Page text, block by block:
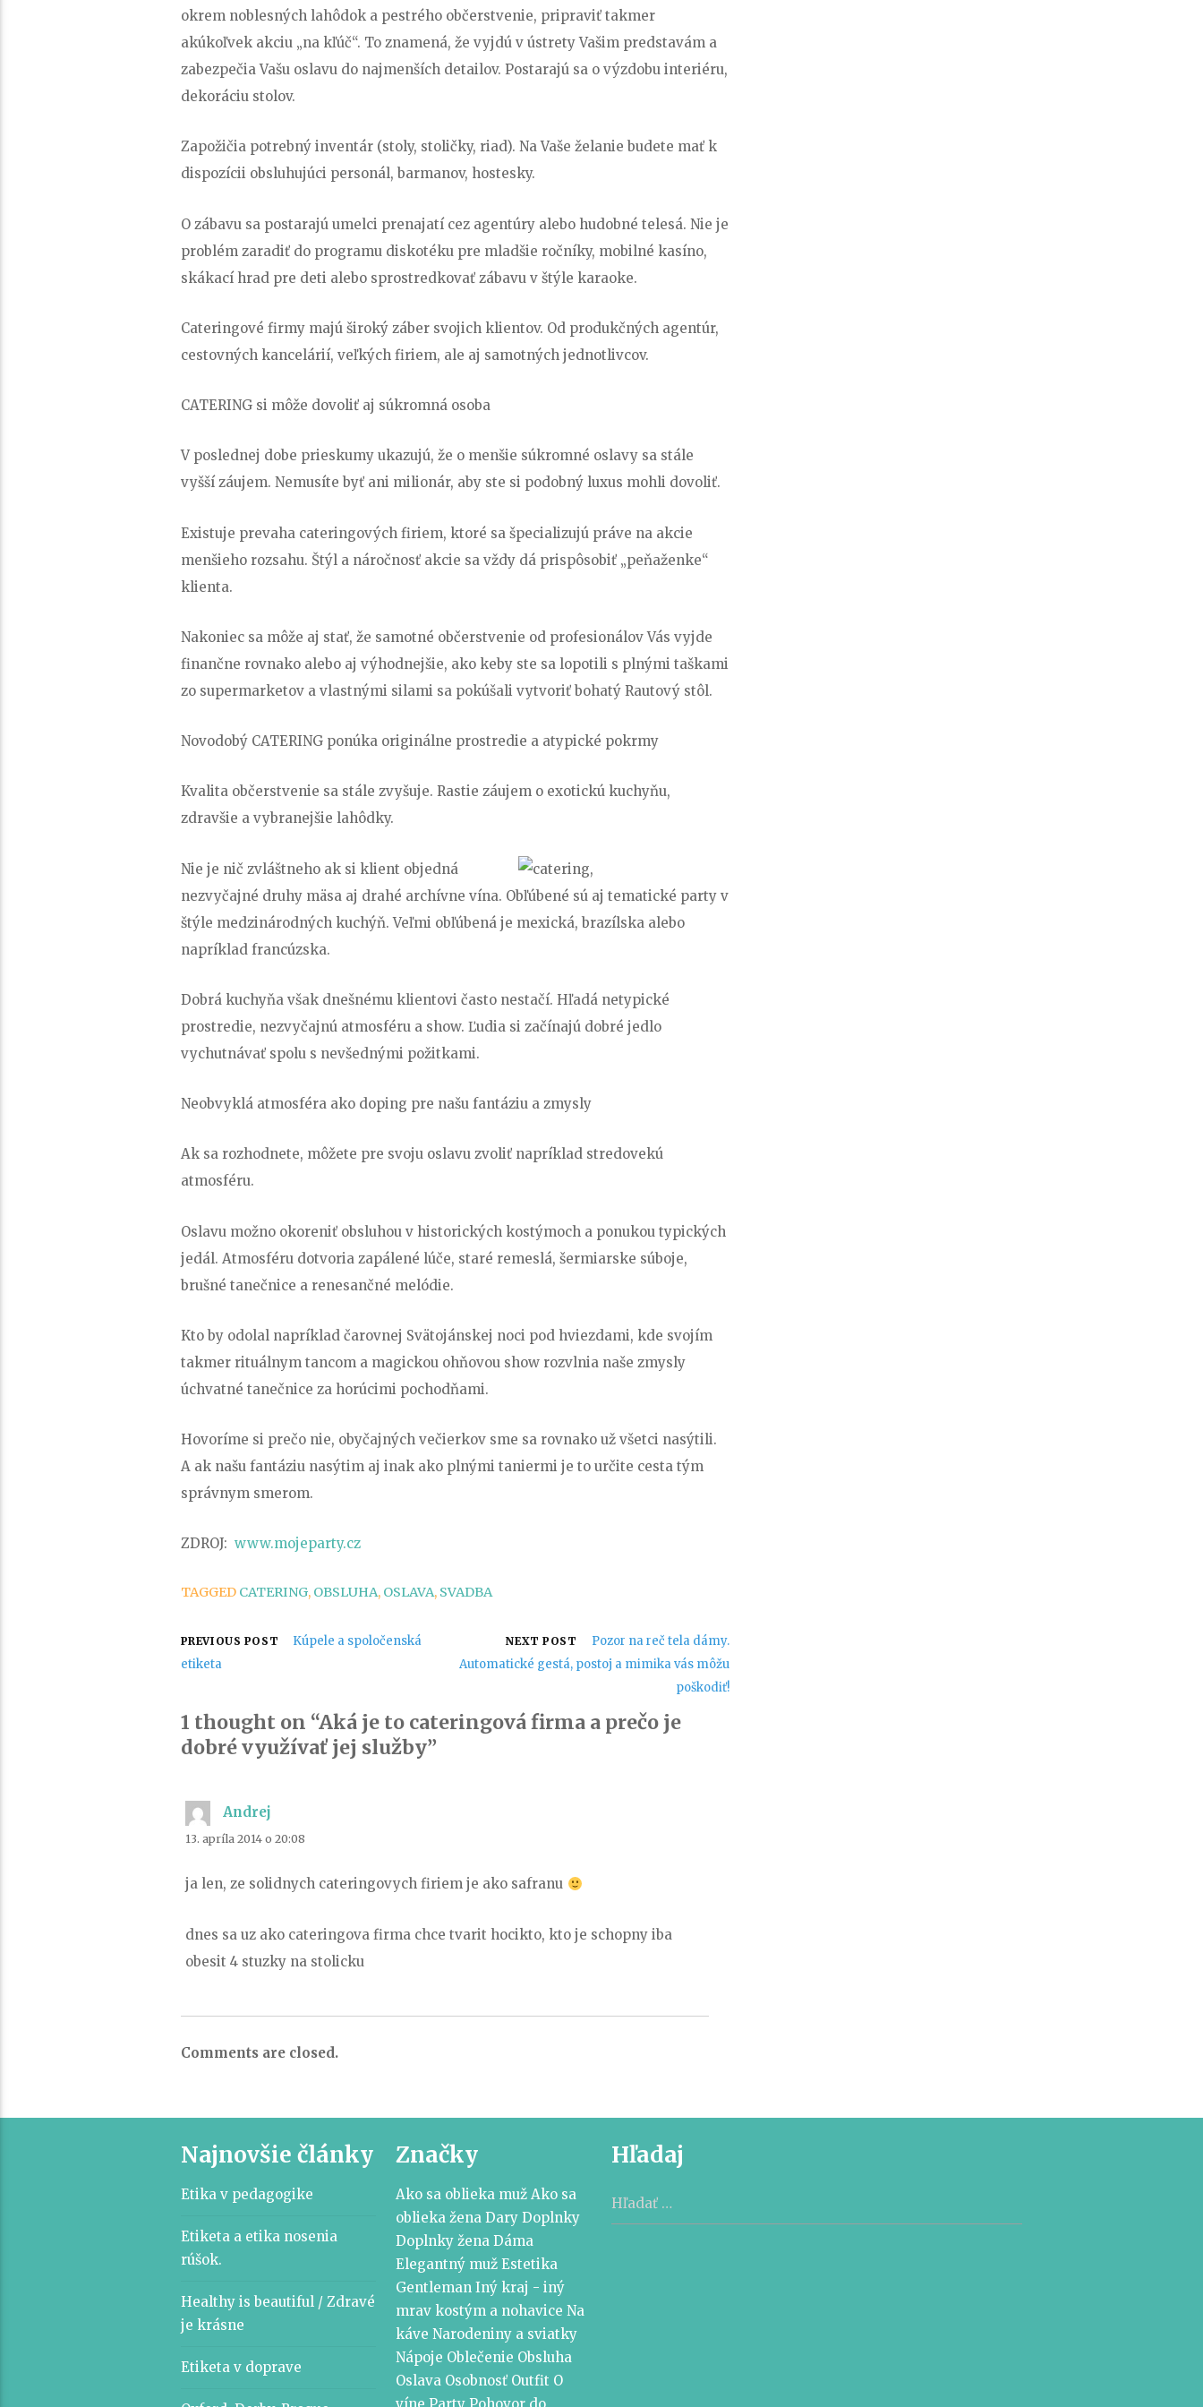
okrem noblesných lahôdok a pestrého občerstvenie, pripraviť takmer
akúkoľvek akciu „na kľúč“. To znamená, že vyjdú v ústrety Vašim predstavám a
zabezpečia Vašu oslavu do najmenších detailov. Postarajú sa o výzdobu interiéru,
dekoráciu stolov.
Zapožičia potrebný inventár (stoly, stoličky, riad). Na Vaše želanie budete mať k
dispozícii obsluhujúci personál, barmanov, hostesky.
O zábavu sa postarajú umelci prenajatí cez agentúry alebo hudobné telesá. Nie je
problém zaradiť do programu diskotéku pre mladšie ročníky, mobilné kasíno,
skákací hrad pre deti alebo sprostredkovať zábavu v štýle karaoke.
Cateringové firmy majú široký záber svojich klientov. Od produkčných agentúr,
cestovných kancelárií, veľkých firiem, ale aj samotných jednotlivcov.
CATERING si môže dovoliť aj súkromná osoba
V poslednej dobe prieskumy ukazujú, že o menšie súkromné oslavy sa stále
vyšší záujem. Nemusíte byť ani milionár, aby ste si podobný luxus mohli dovoliť.
Existuje prevaha cateringových firiem, ktoré sa špecializujú práve na akcie
menšieho rozsahu. Štýl a náročnosť akcie sa vždy dá prispôsobiť „peňaženke“
klienta.
Nakoniec sa môže aj stať, že samotné občerstvenie od profesionálov Vás vyjde
finančne rovnako alebo aj výhodnejšie, ako keby ste sa lopotili s plnými taškami
zo supermarketov a vlastnými silami sa pokúšali vytvoriť bohatý Rautový stôl.
Novodobý CATERING ponúka originálne prostredie a atypické pokrmy
Kvalita občerstvenie sa stále zvyšuje. Rastie záujem o exotickú kuchyňu,
zdravšie a vybranejšie lahôdky.
Nie je nič zvláštneho ak si klient objedná
nezvyčajné druhy mäsa aj drahé archívne vína. Obľúbené sú aj tematické party v
štýle medzinárodných kuchýň. Veľmi obľúbená je mexická, brazílska alebo
napríklad francúzska.
Dobrá kuchyňa však dnešnému klientovi často nestačí. Hľadá netypické
prostredie, nezvyčajnú atmosféru a show. Ľudia si začínajú dobré jedlo
vychutnávať spolu s nevšednými požitkami.
Neobvyklá atmosféra ako doping pre našu fantáziu a zmysly
Ak sa rozhodnete, môžete pre svoju oslavu zvoliť napríklad stredovekú
atmosféru.
Oslavu možno okoreniť obsluhou v historických kostýmoch a ponukou typických
jedál. Atmosféru dotvoria zapálené lúče, staré remeslá, šermiarske súboje,
brušné tanečnice a renesančné melódie.
Kto by odolal napríklad čarovnej Svätojánskej noci pod hviezdami, kde svojím
takmer rituálnym tancom a magickou ohňovou show rozvlnia naše zmysly
úchvatné tanečnice za horúcimi pochodňami.
Hovoríme si prečo nie, obyčajných večierkov sme sa rovnako už všetci nasýtili.
A ak našu fantáziu nasýtim aj inak ako plnými taniermi je to určite cesta tým
správnym smerom.
ZDROJ: www.mojeparty.cz
TAGGED CATERING, OBSLUHA, OSLAVA, SVADBA
Navigácia
v
článku
PREVIOUS POST
Kúpele a spoločenská
etiketa
NEXT POST
Pozor na reč tela dámy.
Automatické gestá, postoj a mimika vás môžu
poškodiť!
1 thought on “Aká je to cateringová firma a prečo je
dobré využívať jej služby”
Andrej
13. apríla 2014 o 20:08
ja len, ze solidnych cateringovych firiem je ako safranu
dnes sa uz ako cateringova firma chce tvarit hocikto, kto je schopny iba
obesit 4 stuzky na stolicku
Comments are closed.
Najnovšie články
Etika v pedagogike
Etiketa a etika nosenia
rúšok.
Healthy is beautiful / Zdravé
je krásne
Etiketa v doprave
Značky
Ako sa oblieka muž Ako sa
oblieka žena Dary Doplnky
Doplnky žena Dáma
Elegantný muž Estetika
Gentleman Iný kraj - iný
mrav kostým a nohavice Na
káve Narodeniny a sviatky
Nápoje Oblečenie Obsluha
Oslava Osobnosť Outfit O
Hľadaj